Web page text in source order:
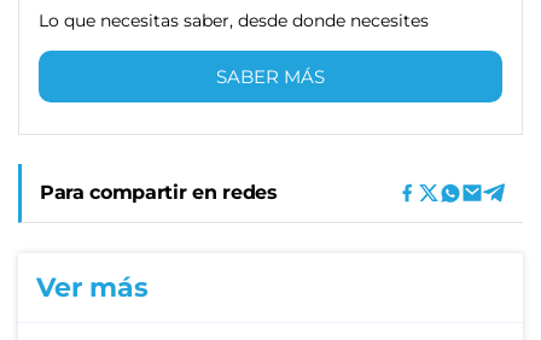
Lo que necesitas saber, desde donde necesites
SABER MÁS
Para compartir en redes
Ver más